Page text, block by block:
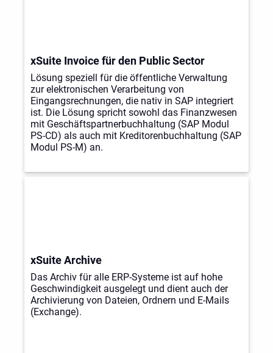
xSuite Invoice für den Public Sector
Lösung speziell für die öffentliche Verwaltung
zur elektronischen Verarbeitung von
Eingangsrechnungen, die nativ in SAP integriert
ist. Die Lösung spricht sowohl das Finanzwesen
mit Geschäftspartnerbuchhaltung (SAP Modul
PS-CD) als auch mit Kreditorenbuchhaltung (SAP
Modul PS-M) an.
xSuite Archive
Das Archiv für alle ERP-Systeme ist auf hohe
Geschwindigkeit ausgelegt und dient auch der
Archivierung von Dateien, Ordnern und E-Mails
(Exchange).